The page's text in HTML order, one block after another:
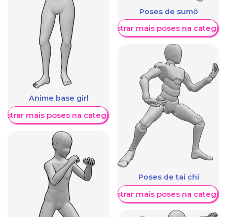
Anime base girl
mais poses na categoria
Poses de sumô
Mostrar mais poses na
Poses de tai chi
Mostrar mais poses na